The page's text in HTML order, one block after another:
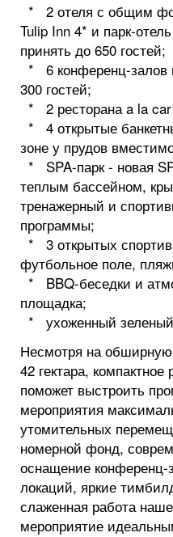
* 2 отеля с общим
Tulip Inn 4* и парк-
принять до 650 гостей;
* 6 конференц-залов
300 гостей;
* 2 ресторана a la
* 4 открытые
зоне у прудов
* SPA-парк - новая
теплым бассейном,
тренажерный и
программы;
* 3 открытых
футбольное поле,
* BBQ-беседки и
площадка;
* ухоженный зеленый
Несмотря на
42 гектара,
поможет выстроить
мероприятия
утомительных
номерной фонд,
оснащение
локаций, яркие
слаженная работа
мероприятие